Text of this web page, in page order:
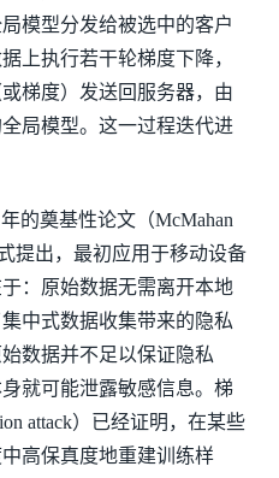
模型分发给被选中的客户
上执行若干轮梯度下降，
梯度）发送回服务器，由
局模型。这一过程迭代进
的奠基性论文（McMahan
提出，最初应用于移动设备
：原始数据无需离开本地
中式数据收集带来的隐私
数据并不足以保证隐私
就可能泄露敏感信息。梯
attack）已经证明，在某些
高保真度地重建训练样